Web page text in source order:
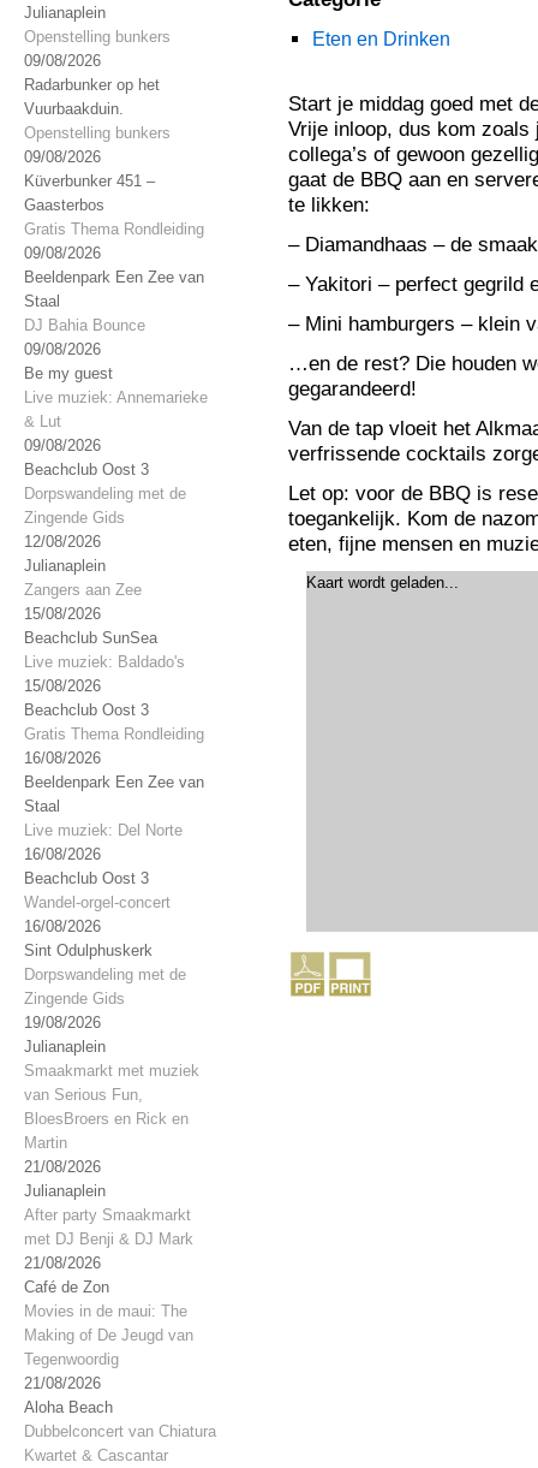
Julianaplein
Openstelling bunkers
09/08/2026
Radarbunker op het
Vuurbaakduin.
Openstelling bunkers
09/08/2026
Küverbunker 451 –
Gaasterbos
Gratis Thema Rondleiding
09/08/2026
Beeldenpark Een Zee van
Staal
DJ Bahia Bounce
09/08/2026
Be my guest
Live muziek: Annemarieke
& Lut
09/08/2026
Beachclub Oost 3
Dorpswandeling met de
Zingende Gids
12/08/2026
Julianaplein
Zangers aan Zee
15/08/2026
Beachclub SunSea
Live muziek: Baldado's
15/08/2026
Beachclub Oost 3
Gratis Thema Rondleiding
16/08/2026
Beeldenpark Een Zee van
Staal
Live muziek: Del Norte
16/08/2026
Beachclub Oost 3
Wandel-orgel-concert
16/08/2026
Sint Odulphuskerk
Dorpswandeling met de
Zingende Gids
19/08/2026
Julianaplein
Smaakmarkt met muziek
van Serious Fun,
BloesBroers en Rick en
Martin
21/08/2026
Julianaplein
After party Smaakmarkt
met DJ Benji & DJ Mark
21/08/2026
Café de Zon
Movies in de maui: The
Making of De Jeugd van
Tegenwoordig
21/08/2026
Aloha Beach
Dubbelconcert van Chiatura
Kwartet & Cascantar
Eten en Drinken
Start je middag goed met
Vrije inloop, dus kom
collega’s of gewoon
gaat de BBQ aan en
te likken:
– Diamandhaas – de
– Yakitori – perfect gegrild
– Mini hamburgers – klein
…en de rest? Die houden
gegarandeerd!
Van de tap vloeit het
verfrissende cocktails
Let op: voor de BBQ is
toegankelijk. Kom de
eten, fijne mensen en
Kaart wordt geladen...